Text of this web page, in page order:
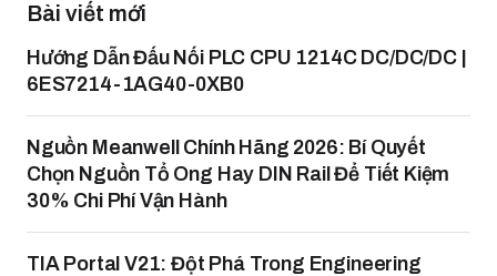
Bài viết mới
Hướng Dẫn Đấu Nối PLC CPU 1214C DC/DC/DC |
6ES7214-1AG40-0XB0
Nguồn Meanwell Chính Hãng 2026: Bí Quyết
Chọn Nguồn Tổ Ong Hay DIN Rail Để Tiết Kiệm
30% Chi Phí Vận Hành
TIA Portal V21: Đột Phá Trong Engineering